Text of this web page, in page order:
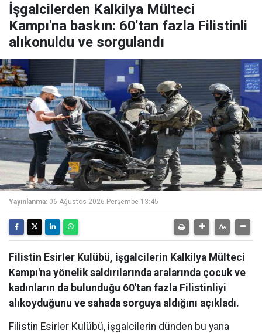
İşgalcilerden Kalkilya Mülteci
Kampı'na baskın: 60'tan fazla Filistinli
alıkonuldu ve sorgulandı
Yayınlanma: 06 Ağustos 2026 Perşembe 13:45
Filistin Esirler Kulübü, işgalcilerin Kalkilya Mülteci
Kampı'na yönelik saldırılarında aralarında çocuk ve
kadınların da bulunduğu 60'tan fazla Filistinliyi
alıkoyduğunu ve sahada sorguya aldığını açıkladı.
Filistin Esirler Kulübü, işgalcilerin dünden bu yana